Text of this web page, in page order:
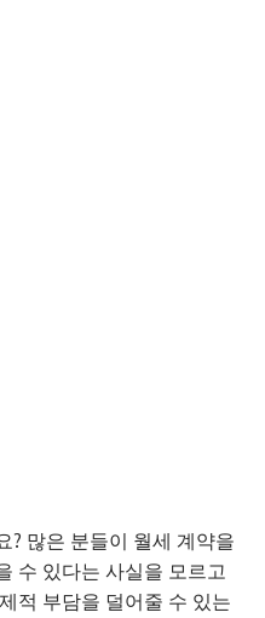
? 많은 분들이 월세 계약을
수 있다는 사실을 모르고
적 부담을 덜어줄 수 있는